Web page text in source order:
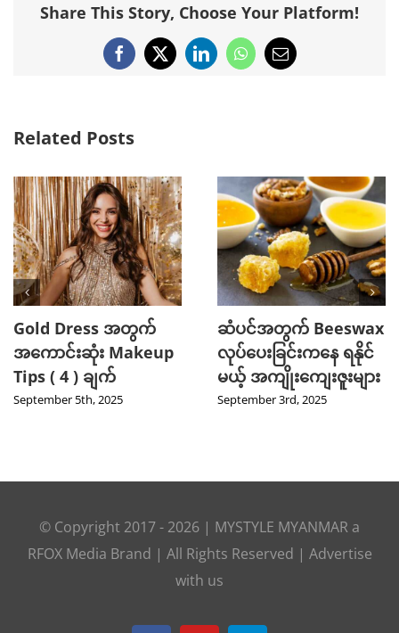
Share This Story, Choose Your Platform!
Facebook
X LinkedInWhatsApp
Email
Related Posts
2025 TikTok မှာ Trend
ဖြစ်ခဲ့တဲ့ Hot Beauty
Product ( 5 ) မျိုး
August 27th, 2025
သင့်ဆံကေသာကို
ကျန်းမာသန်စွမ်းစေမယ့်
Curry Leaves ရဲ့
အံ့ဖွယ်နည်းလမ်း ၄ ခု
© Copyright 2017 - 2026|MYSTYLE MYANMARa
Brand | All Rights Reserved |